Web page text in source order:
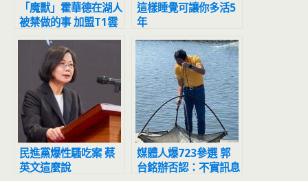
「魔獸」霍華德在湖人
被禁做的事 加盟T1雲
豹後解鎖了
這樣睡覺可讓你多活5
年
民進黨爆性騷吃案 蔡
英文這麼說
媒體人爆723參選 郭
台銘辦否認：不實訊息